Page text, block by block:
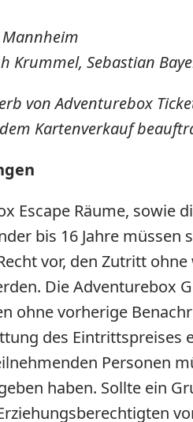
Mannheim
Krummel, Sebastian
von Adventurebox
Kartenverkauf
Escape Räume, sowie
bis 16 Jahre
vor, den Zutritt
Die Adventurebox
ohne vorherige
des Eintrittspreises
Personen
haben. Sollte ein